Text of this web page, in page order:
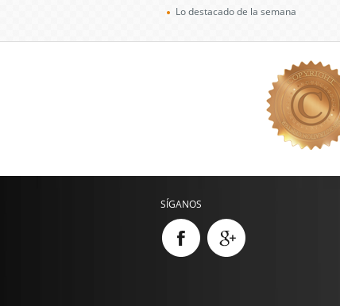
Lo destacado de la semana
SÍGANOS